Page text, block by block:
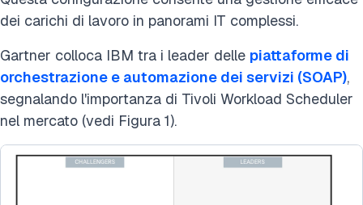
dei carichi di lavoro in panorami IT complessi.
Gartner colloca IBM tra i leader delle piattaforme di
orchestrazione e automazione dei servizi (SOAP),
segnalando l'importanza di Tivoli Workload Scheduler
nel mercato (vedi Figura 1).